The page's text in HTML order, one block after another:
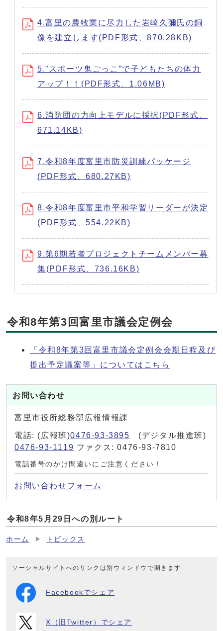
4.富里の農牧業に尽力した岩崎久彌氏の銅
像を建立します(PDF形式、870.28KB)
5.”スポーツ鬼ごっこ”で子どもたちの体力
アップ！！(PDF形式、1.06MB)
6.消防団の力向上モデルに採択(PDF形式、
671.14KB)
7.令和8年度富里市防災訓練パッケージ
(PDF形式、680.27KB)
8.令和8年度富里市平和学習リーダーが決定
(PDF形式、554.22KB)
9.第6期若者プロジェクトチームメンバー募
集(PDF形式、736.16KB)
令和8年第3回富里市議会定例会
「令和8年第3回富里市議会定例会会期日程及び
提出予定議案等」についてはこちら
お問い合わせ
富里市役所総務部広報情報課
電話: (広報班)0476-93-3895 (デジタル推進班)
0476-93-1119 ファクス: 0476-93-7810
電話番号のかけ間違いにご注意ください！
お問い合わせフォーム
令和8年5月29日への別ルート
ホーム トピックス
ソーシャルサイトへのリンクは別ウィンドウで開きます
Facebookでシェア
X（旧Twitter）でシェア